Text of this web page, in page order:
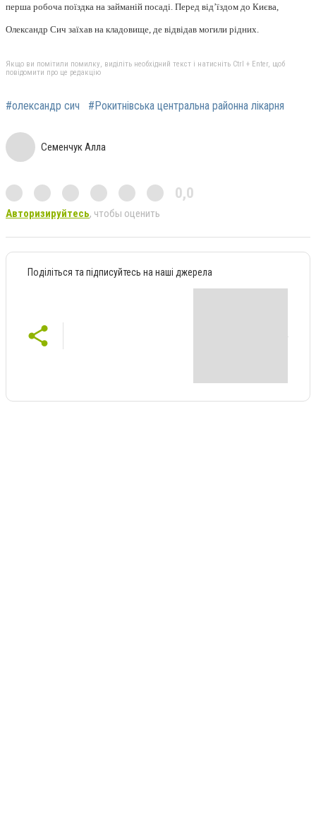
перша робоча поїздка на займаній посаді. Перед від’їздом до Києва,
Олександр Сич заїхав на кладовище, де відвідав могили рідних.
Якщо ви помітили помилку, виділіть необхідний текст і натисніть Ctrl + Enter, щоб
повідомити про це редакцію
#олександр сич #Рокитнівська центральна районна лікарня
Семенчук Алла
0,0
Авторизируйтесь, чтобы оценить
Поділіться та підписуйтесь на наші джерела